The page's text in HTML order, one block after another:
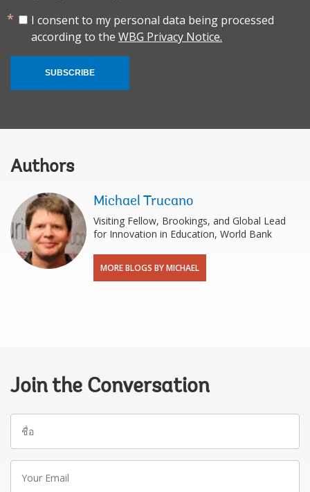
I consent to my personal data being processed
according to the WBG Privacy Notice.
SUBSCRIBE
Authors
Michael Trucano
Visiting Fellow, Brookings, and Global Lead
for Innovation in Education, World Bank
MORE BLOGS BY MICHAEL
Join the Conversation
ชื่อ
Your
Email